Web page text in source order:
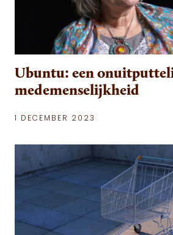
Ubuntu: een
medemenselijkheid
1 DECEMBER 2023